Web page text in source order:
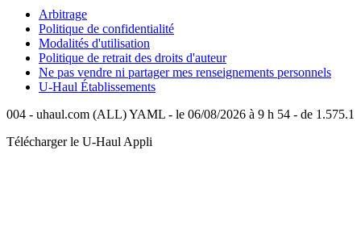
Arbitrage
Politique de confidentialité
Modalités d'utilisation
Politique de retrait des droits d'auteur
Ne pas vendre ni partager mes renseignements personnels
U-Haul Établissements
004 - uhaul.com (ALL) YAML - le 06/08/2026 à 9 h 54 - de 1.575.1
Télécharger le U-Haul Appli